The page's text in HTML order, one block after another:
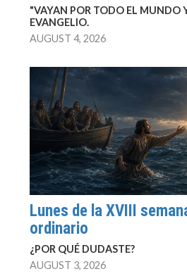
"VAYAN POR TODO EL MUNDO
EVANGELIO.
AUGUST 4, 2026
Lunes de la XVIII
ordinario
¿POR QUÉ DUDASTE?
AUGUST 3, 2026